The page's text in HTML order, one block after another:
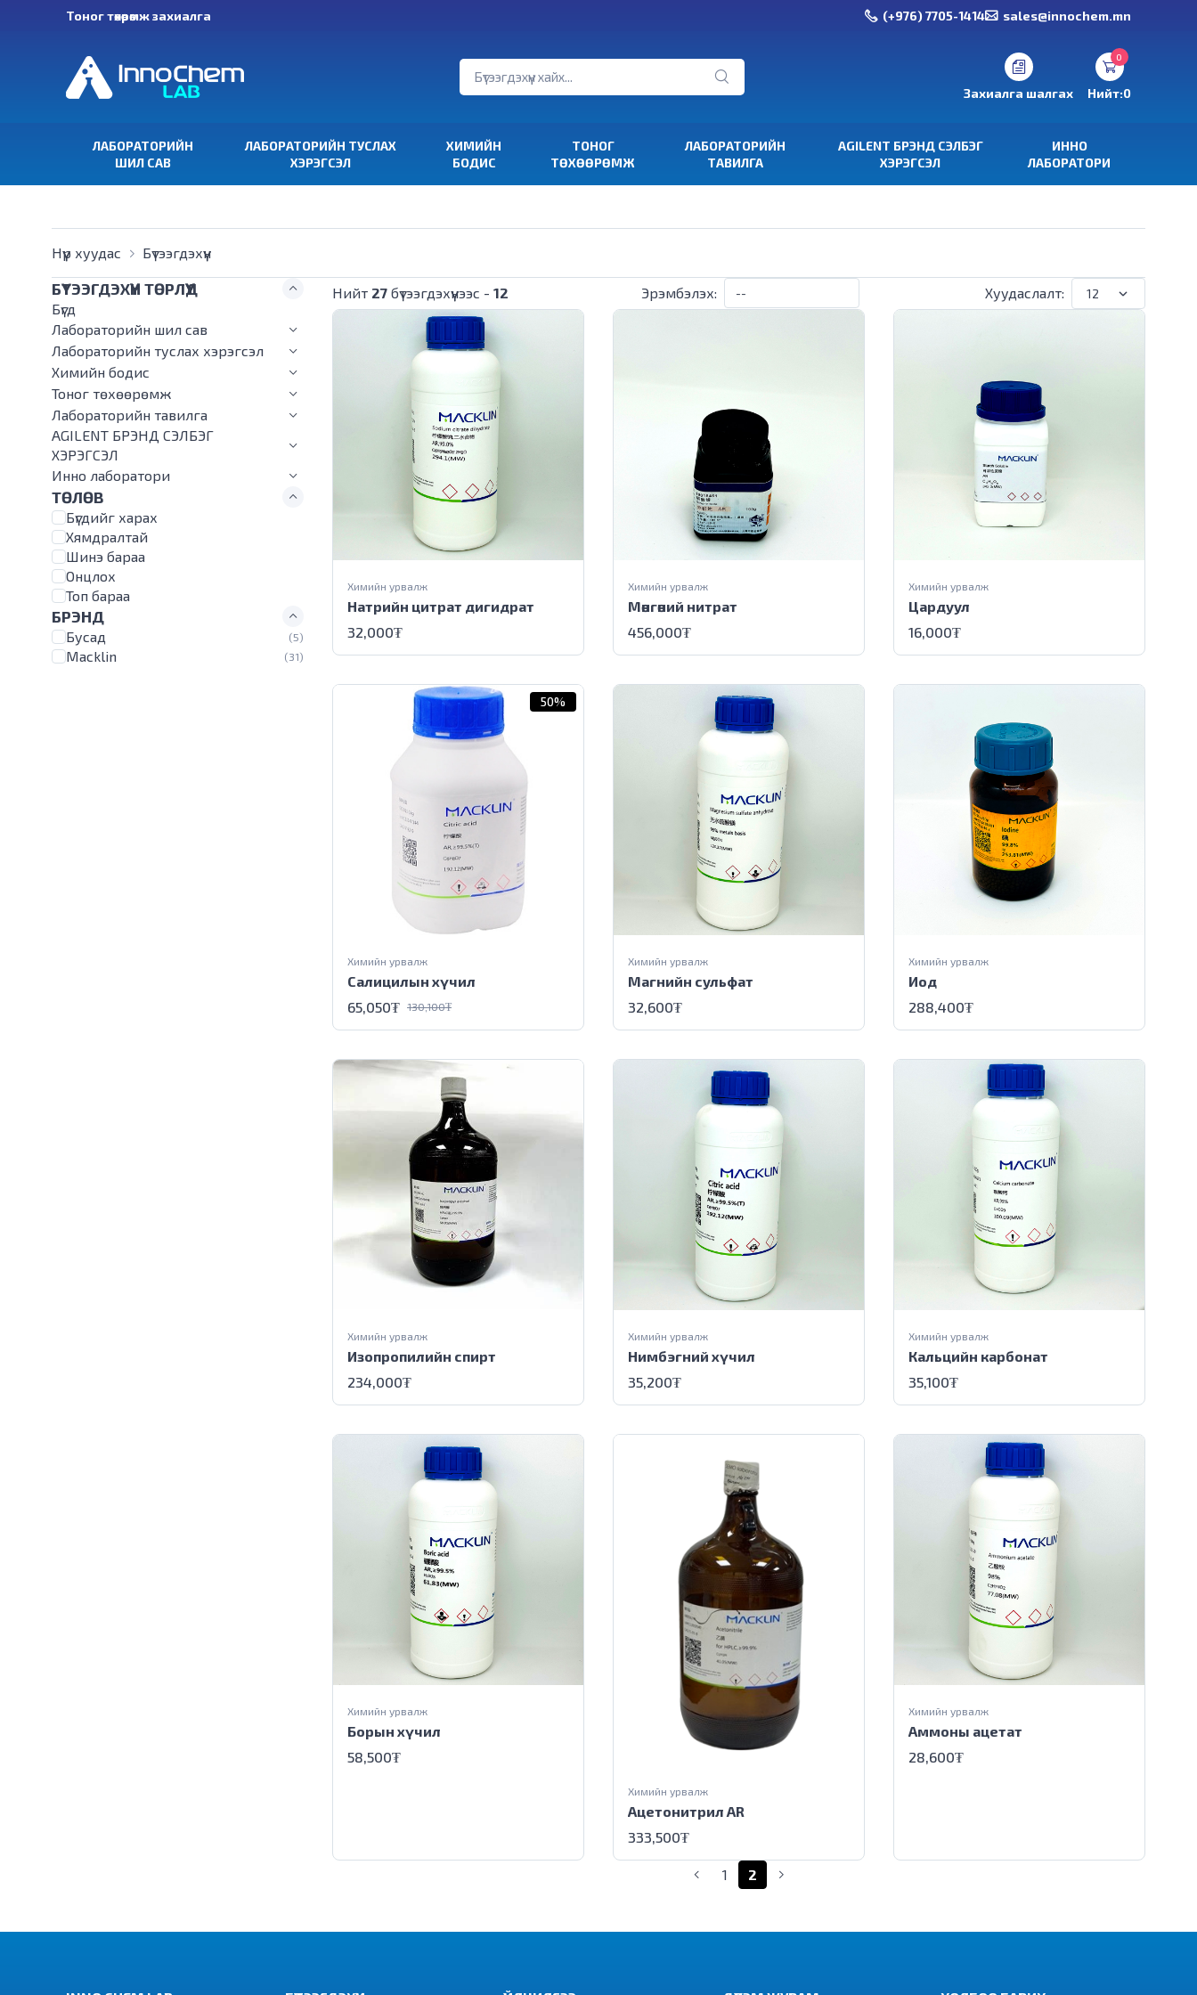
Тоног төхөөрөмж захиалга (+976) 7705-1414 sales@innochem.mn
Захиалга шалгах
0
Нийт:0
ЛАБОРАТОРИЙН
ШИЛ САВ
ЛАБОРАТОРИЙН ТУСЛАХ
ХЭРЭГСЭЛ
ХИМИЙН
БОДИС
ТОНОГ
ТӨХӨӨРӨМЖ
ЛАБОРАТОРИЙН
ТАВИЛГА
AGILENT БРЭНД СЭЛБЭГ
ХЭРЭГСЭЛ
ИННО
ЛАБОРАТОРИ
Нүүр хуудас Бүтээгдэхүүн
БҮТЭЭГДЭХҮҮН ТӨРЛҮҮД
Бүгд
Лабораторийн шил сав
Лабораторийн туслах хэрэгсэл
Химийн бодис
Тоног төхөөрөмж
Лабораторийн тавилга
AGILENT БРЭНД СЭЛБЭГ
ХЭРЭГСЭЛ
Инно лаборатори
ТӨЛӨВ
Бүгдийг харах
Хямдралтай
Шинэ бараа
Онцлох
Топ бараа
БРЭНД
Бусад (5)
Macklin (31)
Нийт 27 бүтээгдэхүүнээс - 12 Эрэмбэлэх: Хуудаслалт:
Натрийн цитрат дигидрат
Химийн урвалж
32,000₮
Мөнгөний нитрат
Химийн урвалж
456,000₮
Цардуул
Химийн урвалж
16,000₮
50%
Салицилын хүчил
Химийн урвалж
65,050₮ 130,100₮
Магнийн сульфат
Химийн урвалж
32,600₮
Иод
Химийн урвалж
288,400₮
Изопропилийн спирт
Химийн урвалж
234,000₮
Нимбэгний хүчил
Химийн урвалж
35,200₮
Кальцийн карбонат
Химийн урвалж
35,100₮
Борын хүчил
Химийн урвалж
58,500₮
Ацетонитрил AR
Химийн урвалж
333,500₮
Аммоны ацетат
Химийн урвалж
28,600₮
1 2
(current)